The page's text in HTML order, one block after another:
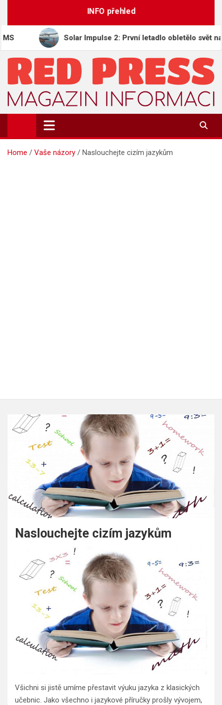
INFO přehled
Solar Impulse 2: První letadlo obletělo svět na
REDPRESS.CZ
Magazín informací | Zpravodajství
Home Vaše názory Naslouchejte cizím jazykům
Naslouchejte cizím jazykům
Všichni si jistě umíme přestavit výuku jazyka z klasických
učebnic. Jako všechno i jazykové příručky prošly vývojem,